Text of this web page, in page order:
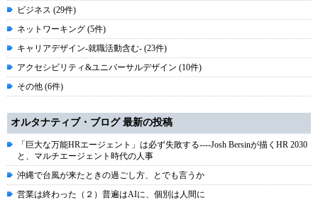
ビジネス (29件)
ネットワーキング (5件)
キャリアデザイン-就職活動含む- (23件)
アクセシビリティ&ユニバーサルデザイン (10件)
その他 (6件)
オルタナティブ・ブログ 最新の投稿
「巨大な万能HRエージェント」は必ず失敗する----Josh Bersinが描くHR 2030
と、マルチエージェント時代の人事
沖縄で台風が来たときの過ごし方、とでも言うか
営業は終わった（２）普遍はAIに、個別は人間に